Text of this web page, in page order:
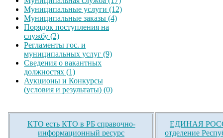
Муниципальные услуги (12)
Муниципальные заказы (4)
Порядок поступления на
службу (2)
Регламенты гос. и
муниципальных услуг (9)
Сведения о вакантных
должностях (1)
Аукционы и Конкурсы
(условия и результаты) (0)
КТО есть КТО в РБ справочно-
информационный ресурс
ЕДИНАЯ
отделение